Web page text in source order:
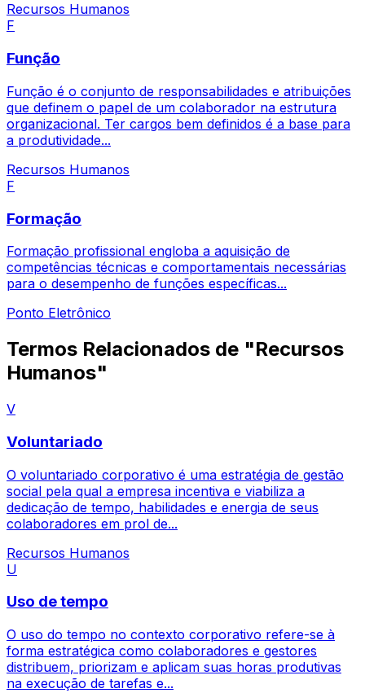
Recursos Humanos
F
Função
Função é o conjunto de responsabilidades e atribuições
que definem o papel de um colaborador na estrutura
organizacional. Ter cargos bem definidos é a base para
a produtividade...
Recursos Humanos
F
Formação
Formação profissional engloba a aquisição de
competências técnicas e comportamentais necessárias
para o desempenho de funções específicas...
Ponto Eletrônico
Termos Relacionados de "Recursos
Humanos"
V
Voluntariado
O voluntariado corporativo é uma estratégia de gestão
social pela qual a empresa incentiva e viabiliza a
dedicação de tempo, habilidades e energia de seus
colaboradores em prol de...
Recursos Humanos
U
Uso de tempo
O uso do tempo no contexto corporativo refere-se à
forma estratégica como colaboradores e gestores
distribuem, priorizam e aplicam suas horas produtivas
na execução de tarefas e...